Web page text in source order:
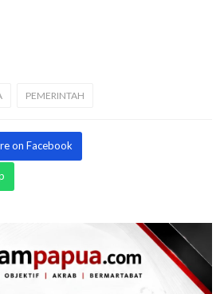
PEMERINTAH
on Facebook